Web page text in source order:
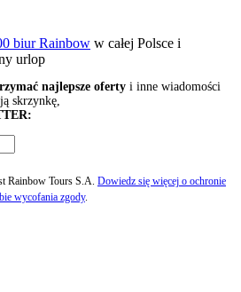
biur Rainbow w całej Polsce i
urlop
najlepsze oferty i inne wiadomości
skrzynkę,
Rainbow Tours S.A. Dowiedz się więcej o ochronie
wycofania zgody.